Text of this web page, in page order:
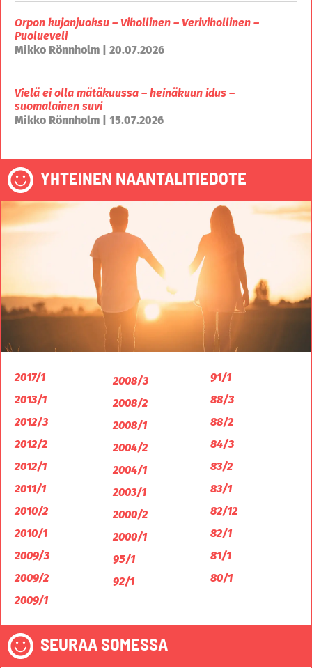
Orpon kujanjuoksu – Vihollinen – Verivihollinen –
Puolueveli
Mikko Rönnholm | 20.07.2026
Vielä ei olla mätäkuussa – heinäkuun idus –
suomalainen suvi
Mikko Rönnholm | 15.07.2026
YHTEINEN NAANTALITIEDOTE
2017/1
2013/1
2012/3
2012/2
2012/1
2011/1
2010/2
2010/1
2009/3
2009/2
2009/1
2008/3
2008/2
2008/1
2004/2
2004/1
2003/1
2000/2
2000/1
95/1
92/1
91/1
88/3
88/2
84/3
83/2
83/1
82/12
82/1
81/1
80/1
SEURAA SOMESSA